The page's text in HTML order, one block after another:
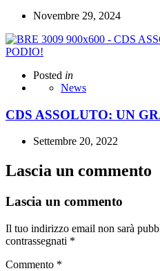
Novembre 29, 2024
Posted in
News
CDS ASSOLUTO: UN
Settembre 20, 2022
Lascia un commento
Lascia un commento
Il tuo indirizzo email non sarà
contrassegnati *
Commento *